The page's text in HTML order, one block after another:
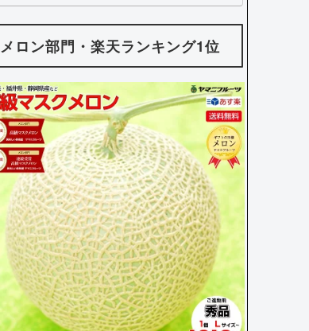
メロン部門・楽天ランキング1位